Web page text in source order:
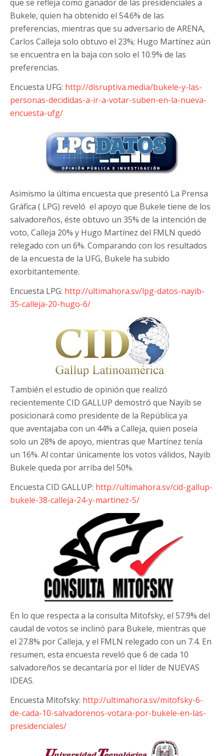
que se refleja como ganador de las presidenciales a
Bukele, quien ha obtenido el 54.6% de las
preferencias, mientras que su adversario de ARENA,
Carlos Calleja solo obtuvo el 23%; Hugo Martínez aún
se encuentra en la baja con solo el 10.9% de las
preferencias.
Encuesta UFG: http://disruptiva.media/bukele-y-las-
personas-decididas-a-ir-a-votar-suben-en-la-nueva-
encuesta-ufg/
Asimismo la última encuesta que presentó La Prensa
Gráfica ( LPG) reveló el apoyo que Bukele tiene de los
salvadoreños, éste obtuvo un 35% de la intención de
voto, Calleja 20% y Hugo Martínez del FMLN quedó
relegado con un 6%. Comparando con los resultados
de la encuesta de la UFG, Bukele ha subido
exorbitantemente.
Encuesta LPG: http://ultimahora.sv/lpg-datos-nayib-
35-calleja-20-hugo-6/
También el estudio de opinión que realizó
recientemente CID GALLUP demostró que Nayib se
posicionará como presidente de la República ya
que aventajaba con un 44% a Calleja, quien poseía
solo un 28% de apoyo, mientras que Martínez tenía
un 16%. Al contar únicamente los votos válidos, Nayib
Bukele queda por arriba del 50%.
Encuesta CID GALLUP: http://ultimahora.sv/cid-gallup-
bukele-38-calleja-24-y-martinez-5/
En lo que respecta a la consulta Mitofsky, el 57.9% del
caudal de votos se inclinó para Bukele, mientras que
el 27.8% por Calleja, y el FMLN relegado con un 7.4. En
resumen, esta encuesta reveló que 6 de cada 10
salvadoreños se decantaría por el líder de NUEVAS
IDEAS.
Encuesta Mitofsky: http://ultimahora.sv/mitofsky-6-
de-cada-10-salvadorenos-votara-por-bukele-en-las-
presidenciales/